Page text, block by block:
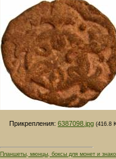
Прикрепления: 6387098.jpg (416.8
Планшеты, мюнцы, боксы для монет и